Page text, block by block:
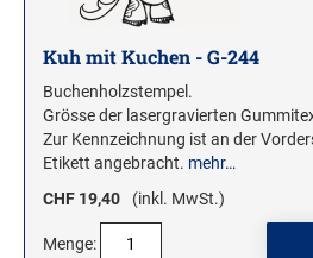
Kuh mit Kuchen - G-244
Buchenholzstempel.
Grösse der lasergravierten
Zur Kennzeichnung ist an der
Etikett angebracht. mehr…
CHF 19,40
(inkl. MwSt.)
Menge: